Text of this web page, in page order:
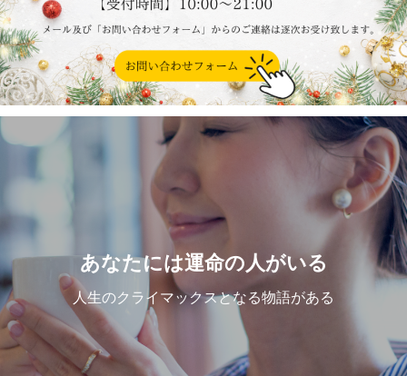
あなたには運命の人がいる
人生のクライマックスとなる物語がある